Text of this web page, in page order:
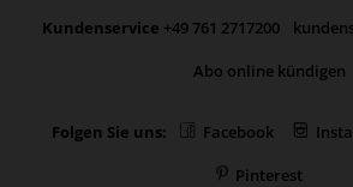
Kundenservice +49 761 2717200
Abo online kündigen
Folgen Sie uns: Facebook
Pinterest